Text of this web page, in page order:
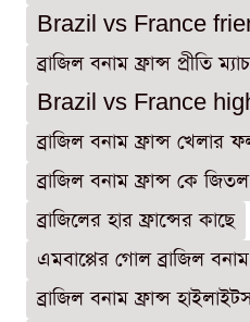
Brazil vs France
ব্রাজিল বনাম ফ্রান্স প্রীতি
Brazil vs France
ব্রাজিল বনাম ফ্রান্স খেলার
ব্রাজিল বনাম ফ্রান্স কে জিতল
ব্রাজিলের হার ফ্রান্সের কাছে
এমবাপ্পের গোল ব্রাজিল বনাম
ব্রাজিল বনাম ফ্রান্স